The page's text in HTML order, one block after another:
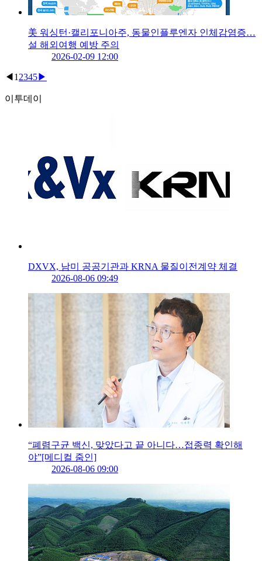
美 워싱턴·캘리포니아주, 동물인플루엔자 인체감염증…
설 해외여행 예방 주의
2026-02-09 12:00
◀ 1 2345▶
이투데이
DXVX, 남미 공공기관과 KRNA 물질이전계약 체결
2026-08-06 09:49
“폐렴구균 백신, 맞았다고 끝 아니다…접종력 확인해
야”[메디컬 줌인]
2026-08-06 09:00